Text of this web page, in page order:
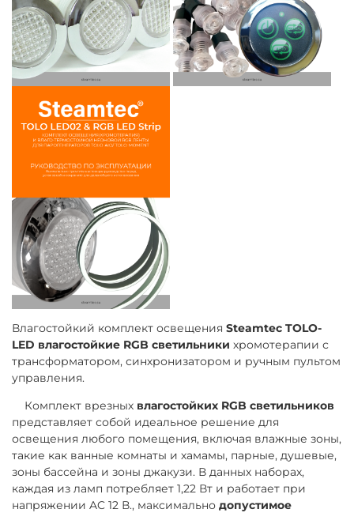
Влагостойкий комплект освещения Steamtec TOLO-
LED влагостойкие RGB светильники хромотерапии с
трансформатором, синхронизатором и ручным пультом
управления.
Комплект врезных влагостойких RGB светильников
представляет собой идеальное решение для
освещения любого помещения, включая влажные зоны,
такие как ванные комнаты и хамамы, парные, душевые,
зоны бассейна и зоны джакузи. В данных наборах,
каждая из ламп потребляет 1,22 Вт и работает при
напряжении AC 12 В., максимально допустимое